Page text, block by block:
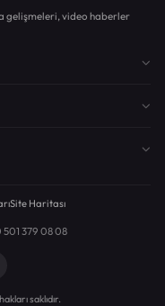
gelişmeleri, video haberler
Site Haritası
501 379 08 08
saklıdır.